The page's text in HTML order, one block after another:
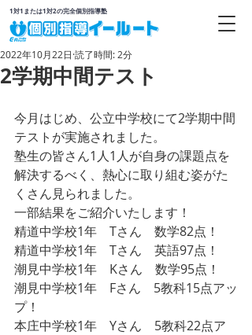
1対1または1対2の完全個別指導塾
2学期中間テスト
2022年10月22日 読了時間: 2分
今月はじめ、公立中学校にて2学期中間
テストが実施されました。
塾生の皆さん1人1人が自身の課題点を
解決するべく、熱心に取り組む姿がた
くさん見られました。
一部結果をご紹介いたします！
精道中学校1年　Tさん　数学82点！
精道中学校1年　Tさん　英語97点！
潮見中学校1年　Kさん　数学95点！
潮見中学校1年　Fさん　5教科15点アッ
プ！
本庄中学校1年　Yさん　5教科22点ア